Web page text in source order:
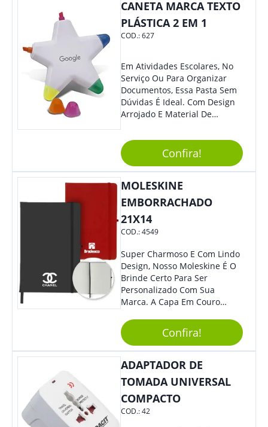
Colaboradores E Parceiros De
Sua Empresa.
CANETA MARCA TEXTO
PLÁSTICA 2 EM 1
COD.:627
Em Atividades Escolares, No
Serviço Ou Para Organizar
Documentos, Essa Pasta Sem
Dúvidas É Ideal. Com Design
Arrojado E Material De
Prático E Agradará Todos Os
Seus Clientes. Leve Sua Marca
À Eventos E Feiras
Corporativas Em Um Item
Moderno E Util.
Confira!
MOLESKINE
EMBORRACHADO
21X14
COD.:4549
Super Charmoso E Com Lindo
Design, Nosso Moleskine É O
Brinde Certo Para Ser
Personalizado Com Sua
Marca. A Capa Em Couro
Elástico Permite Ter Maior
Segurança Ao Carregá-Lo.
Ofereça A Seus Clientes E
Colaboradores, Sem Dúvidas
Confira!
ADAPTADOR DE
TOMADA UNIVERSAL
COMPACTO
COD.:42